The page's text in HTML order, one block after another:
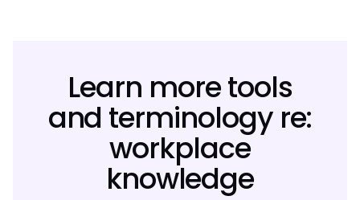
Learn more tools
and terminology re:
workplace
knowledge